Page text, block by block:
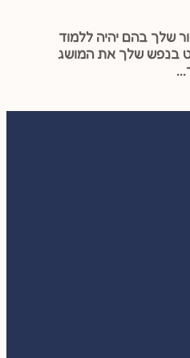
שלך בהם יהיה ללמוד
בנפש שלך את המושג